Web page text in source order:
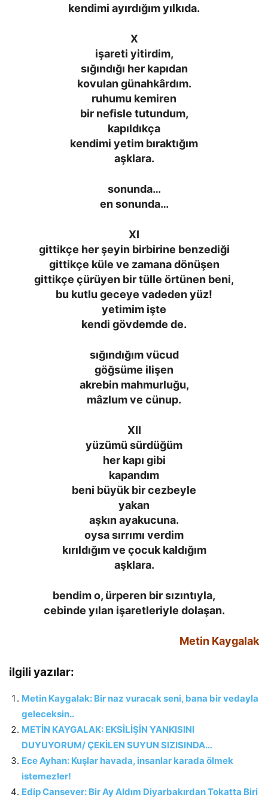
kendimi ayırdığım yılkıda.
X
işareti yitirdim,
sığındığı her kapıdan
kovulan günahkârdım.
ruhumu kemiren
bir nefisle tutundum,
kapıldıkça
kendimi yetim bıraktığım
aşklara.
sonunda…
en sonunda…
XI
gittikçe her şeyin birbirine benzediği
gittikçe küle ve zamana dönüşen
gittikçe çürüyen bir tülle örtünen beni,
bu kutlu geceye vadeden yüz!
yetimim işte
kendi gövdemde de.
sığındığım vücud
göğsüme ilişen
akrebin mahmurluğu,
mâzlum ve cünup.
XII
yüzümü sürdüğüm
her kapı gibi
kapandım
beni büyük bir cezbeyle
yakan
aşkın ayakucuna.
oysa sırrımı verdim
kırıldığım ve çocuk kaldığım
aşklara.
bendim o, ürperen bir sızıntıyla,
cebinde yılan işaretleriyle dolaşan.
Metin Kaygalak
ilgili yazılar:
Metin Kaygalak: Bir naz vuracak seni, bana bir vedayla
geleceksin..
METİN KAYGALAK: EKSİLİŞİN YANKISINI
DUYUYORUM/ ÇEKİLEN SUYUN SIZISINDA…
Ece Ayhan: Kuşlar havada, insanlar karada ölmek
istemezler!
Edip Cansever: Bir Ay Aldım Diyarbakırdan Tokatta Biri